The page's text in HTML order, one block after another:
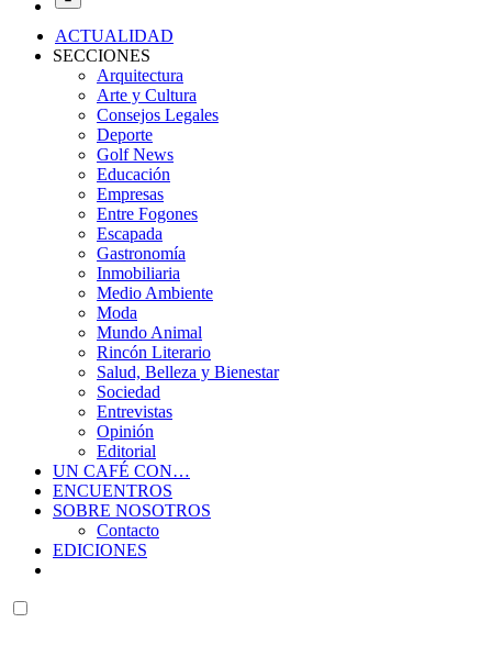
ACTUALIDAD
SECCIONES
Arquitectura
Arte y Cultura
Consejos Legales
Deporte
Golf News
Educación
Empresas
Entre Fogones
Escapada
Gastronomía
Inmobiliaria
Medio Ambiente
Moda
Mundo Animal
Rincón Literario
Salud, Belleza y Bienestar
Sociedad
Entrevistas
Opinión
Editorial
UN CAFÉ CON…
ENCUENTROS
SOBRE NOSOTROS
Contacto
EDICIONES